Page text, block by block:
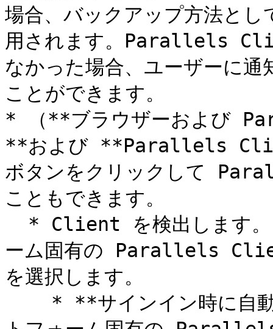
場合、バックアップ方法
用されます。Parallels
なかった場合、ユーザーに
ことができます。
* （**ブラウザーおよび
**および **Parallels
ボタンをクリックして
こともできます。
ーム固有の Parallels
を選択します。